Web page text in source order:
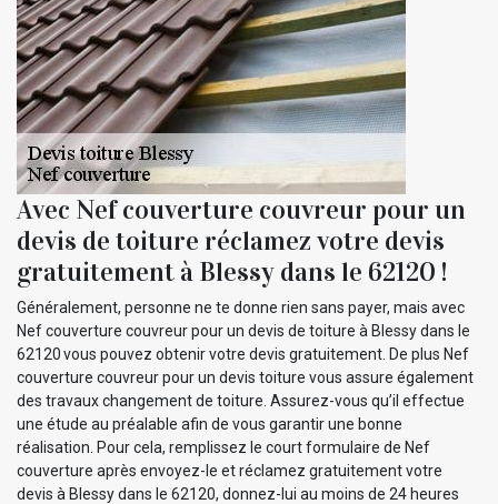
Avec Nef couverture couvreur pour un
devis de toiture réclamez votre devis
gratuitement à Blessy dans le 62120 !
Généralement, personne ne te donne rien sans payer, mais avec
Nef couverture couvreur pour un devis de toiture à Blessy dans le
62120 vous pouvez obtenir votre devis gratuitement. De plus Nef
couverture couvreur pour un devis toiture vous assure également
des travaux changement de toiture. Assurez-vous qu’il effectue
une étude au préalable afin de vous garantir une bonne
réalisation. Pour cela, remplissez le court formulaire de Nef
couverture après envoyez-le et réclamez gratuitement votre
devis à Blessy dans le 62120, donnez-lui au moins de 24 heures